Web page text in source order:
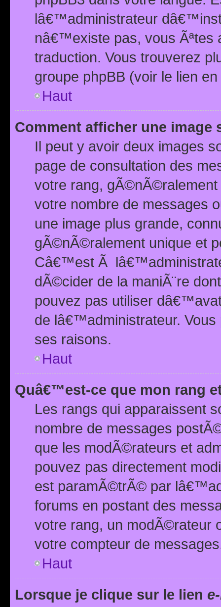
lâ€™administrateur
nâ€™existe pas, vous Ãªtes
traduction. Vous trouverez
groupe phpBB (voir le lien
Haut
Comment afficher une image
Il peut y avoir deux images
page de consultation des
votre rang,
votre nombre de messages
une image plus grande,
gÃ©nÃ©ralement unique et
Câ€™est Ã
dÃ©cider de la maniÃ¨re
pouvez pas utiliser
de lâ€™administrateur.
ses raisons.
Haut
Quâ€™est-ce que mon rang
Les rangs qui apparaissent
nombre de messages
que les modÃ©rateurs et
pouvez pas directement
est paramÃ©trÃ© par
forums en postant des
votre rang, un modÃ©rateur
votre compteur de
Haut
Lorsque je clique sur le lien